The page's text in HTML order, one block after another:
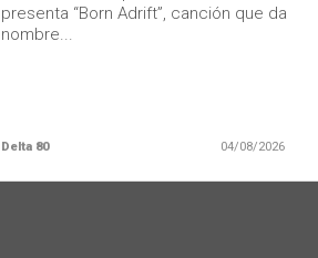
presenta “Born Adrift”, canción que da
nombre...
Delta 80 04/08/2026